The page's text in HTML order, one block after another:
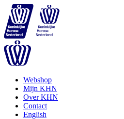
Webshop
Mijn KHN
Over KHN
Contact
English